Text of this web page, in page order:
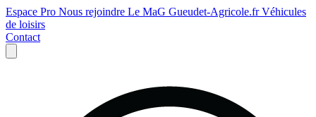
Espace Pro Nous rejoindre Le MaG Gueudet-Agricole.frVéhicules
de loisirs
Contact